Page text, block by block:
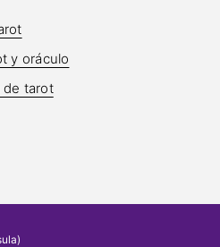
y oráculo
de tarot